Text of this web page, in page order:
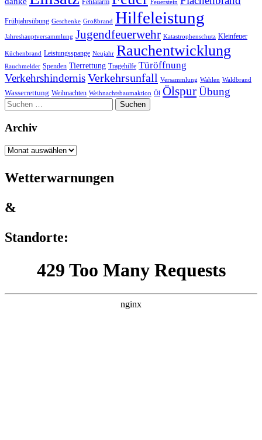
Fehlalarm Feuerstein
Frühjahrsübung Geschenke Großbrand Hilfeleistung
Jahreshauptversammlung Jugendfeuerwehr Katastrophenschutz Kleinfeuer
Küchenbrand Leistungsspange Neujahr Rauchentwicklung
Rauchmelder Spenden Tierrettung Tragehilfe Türöffnung
Verkehrshindernis Verkehrsunfall Versammlung Wahlen Waldbrand
Wasserrettung Weihnachten Weihnachtsbaumaktion Öl Ölspur Übung
Suchen
nach:
Archiv
Archiv
Wetterwarnungen
&
Standorte: